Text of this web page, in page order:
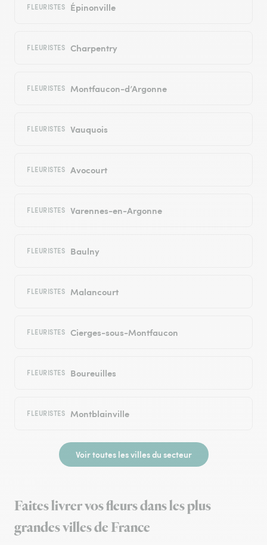
FLEURISTES Épinonville
FLEURISTES Charpentry
FLEURISTES Montfaucon-d’Argonne
FLEURISTES Vauquois
FLEURISTES Avocourt
FLEURISTES Varennes-en-Argonne
FLEURISTES Baulny
FLEURISTES Malancourt
FLEURISTES Cierges-sous-Montfaucon
FLEURISTES Boureuilles
FLEURISTES Montblainville
Voir toutes les villes du secteur
Faites livrer vos fleurs dans les plus
grandes villes de France